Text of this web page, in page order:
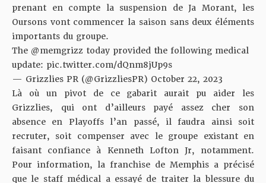
prenant en compte la suspension de Ja Morant, les
Oursons vont commencer la saison sans deux éléments
importants du groupe.
The @memgrizz today provided the following medical
update: pic.twitter.com/dQnm8jUp9s
— Grizzlies PR (@GrizzliesPR) October 22, 2023
Là où un pivot de ce gabarit aurait pu aider les
Grizzlies, qui ont d’ailleurs payé assez cher son
absence en Playoffs l’an passé, il faudra ainsi soit
recruter, soit compenser avec le groupe existant en
faisant confiance à Kenneth Lofton Jr, notamment.
Pour information, la franchise de Memphis a précisé
que le staff médical a essayé de traiter la blessure du